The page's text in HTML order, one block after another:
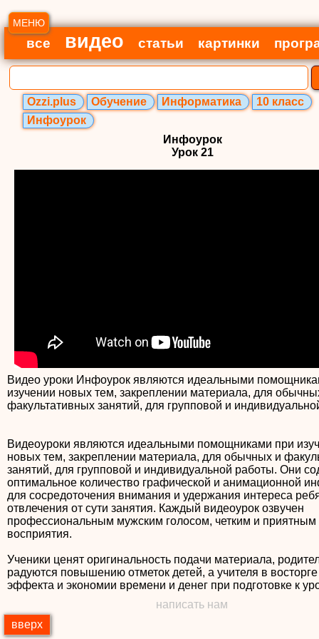
МЕНЮ
все видео статьи картинки
Ozzi.plus Обучение Информатика
10 класс
Инфоурок
Инфоурок
Урок 21
Видео уроки Инфоурок являются идеальными
изучении новых тем, закреплении материала, для
факультативных занятий, для групповой и
Видеоуроки являются идеальными помощниками при
новых тем, закреплении материала, для обычных и
занятий, для групповой и индивидуальной работы. Они
оптимальное количество графической и анимационной
для сосредоточения внимания и удержания интереса
отвлечения от сути занятия. Каждый видеоурок озвучен
профессиональным мужским голосом, четким и приятным
восприятия.
Ученики ценят оригинальность подачи материала,
радуются повышению отметок детей, а учителя в восторге
написать нам
вверх